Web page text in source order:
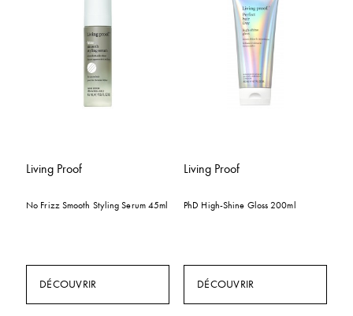
Living Proof
No Frizz Smooth Styling Serum 45ml
DÉCOUVRIR
Living Proof
PhD High-Shine Gloss 200ml
DÉCOUVRIR